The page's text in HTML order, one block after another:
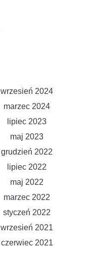
wrzesień 2024
marzec 2024
lipiec 2023
maj 2023
grudzień 2022
lipiec 2022
maj 2022
marzec 2022
styczeń 2022
wrzesień 2021
czerwiec 2021